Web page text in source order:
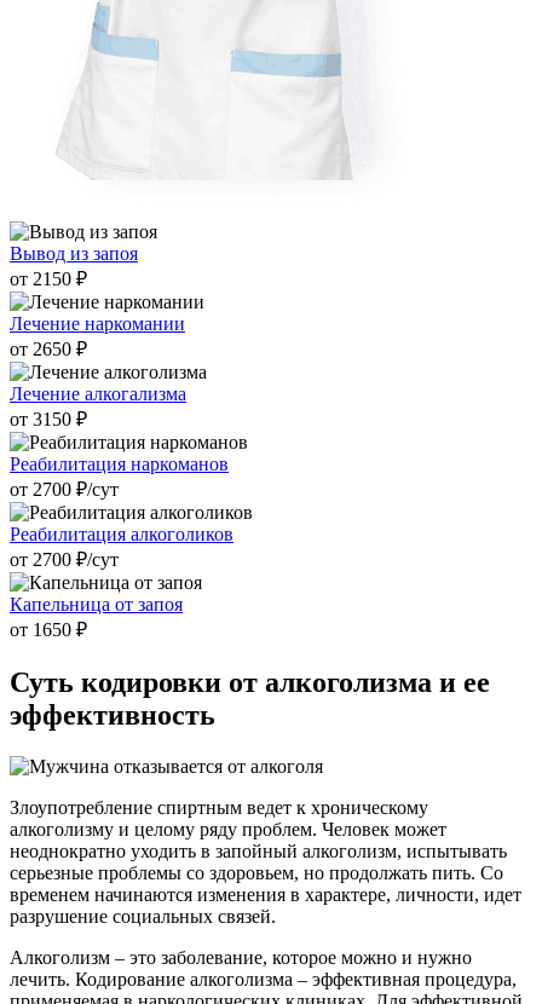
Вывод из запоя
от 2150 ₽
Лечение наркомании
от 2650 ₽
Лечение алкогализма
от 3150 ₽
Реабилитация наркоманов
от 2700 ₽/cут
Реабилитация алкоголиков
от 2700 ₽/cут
Капельница от запоя
от 1650 ₽
Суть кодировки от алкоголизма и ее
эффективность
Злоупотребление спиртным ведет к хроническому
алкоголизму и целому ряду проблем. Человек может
неоднократно уходить в запойный алкоголизм, испытывать
серьезные проблемы со здоровьем, но продолжать пить. Со
временем начинаются изменения в характере, личности, идет
разрушение социальных связей.
Алкоголизм – это заболевание, которое можно и нужно
лечить. Кодирование алкоголизма – эффективная процедура,